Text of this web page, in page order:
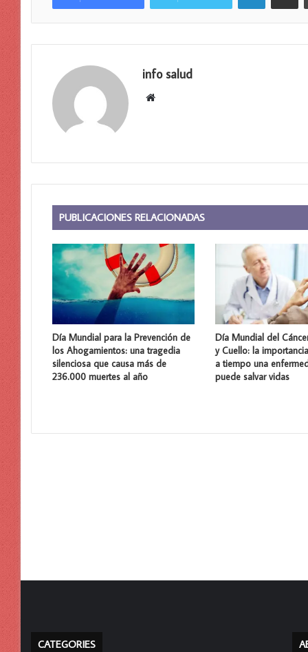
info salud
Sitio
PUBLICACIONES RELACIONADAS
Día Mundial para la Prevención de
los Ahogamientos: una tragedia
silenciosa que causa más de
236.000 muertes al año
Día Mundial del
y Cuello: la
a tiempo una
puede salvar vidas
CATEGORIES